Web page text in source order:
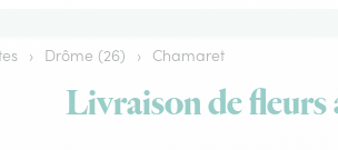
› Drôme (26) › Chamaret
Livraison de fleurs